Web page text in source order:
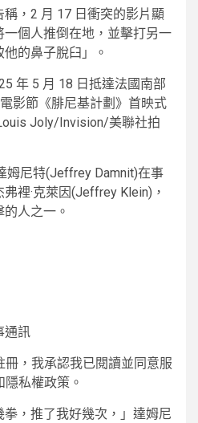
，2 月 17 日衝突的影片顯
個人推倒在地，並擊打另一
的鼻子脫臼」。
年 5 月 18 日抵達法國南部
影節《腓尼基計劃》首映式
Joly/Invision/美聯社拍
姆尼特(Jeffrey Damnit)在事
裡·克萊因(Jeffrey Klein)，
人之一。
通訊
，我承認我已閱讀並同意服
隱私權政策。
拳，推了我好幾次，」達姆尼